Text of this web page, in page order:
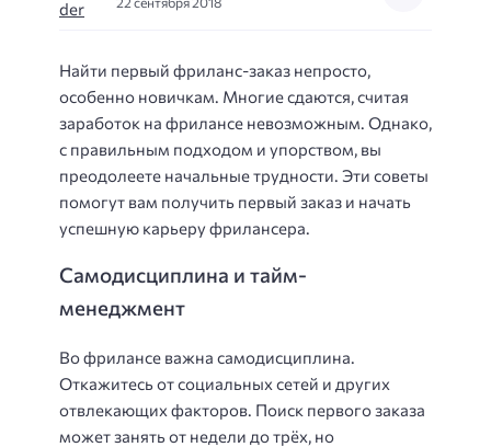
Найти первый фриланс-заказ непросто,
особенно новичкам. Многие сдаются, считая
заработок на фрилансе невозможным. Однако,
с правильным подходом и упорством, вы
преодолеете начальные трудности. Эти советы
помогут вам получить первый заказ и начать
успешную карьеру фрилансера.
Самодисциплина и тайм-
менеджмент
Во фрилансе важна самодисциплина.
Откажитесь от социальных сетей и других
отвлекающих факторов. Поиск первого заказа
может занять от недели до трёх, но